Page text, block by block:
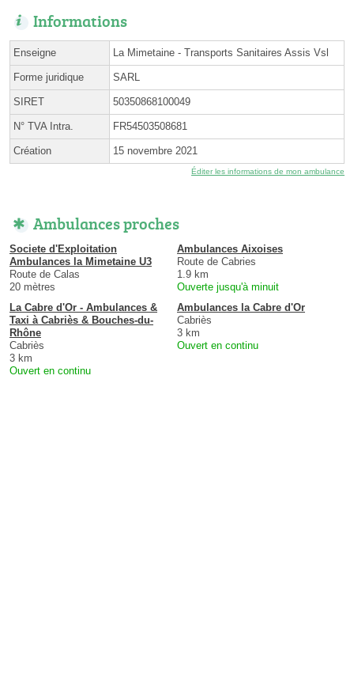
Informations
Enseigne La Mimetaine - Transports Sanitaires Assis Vsl
Forme juridique SARL
SIRET 50350868100049
N° TVA Intra. FR54503508681
Création 15 novembre 2021
Éditer les informations de mon ambulance
Ambulances proches
Societe d'Exploitation
Ambulances la Mimetaine U3
Route de Calas
20 mètres
Ambulances Aixoises
Route de Cabries
1.9 km
Ouverte jusqu'à minuit
La Cabre d'Or - Ambulances &
Taxi à Cabriès & Bouches-du-
Rhône
Cabriès
3 km
Ouvert en continu
Ambulances la Cabre d'Or
Cabriès
3 km
Ouvert en continu